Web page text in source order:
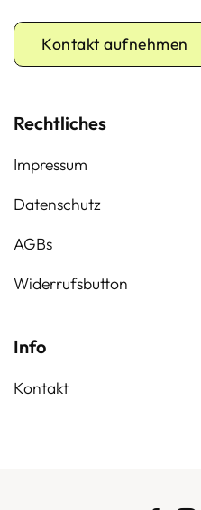
Kontakt aufnehmen
Rechtliches
Impressum
Datenschutz
AGBs
Widerrufsbutton
Info
Kontakt